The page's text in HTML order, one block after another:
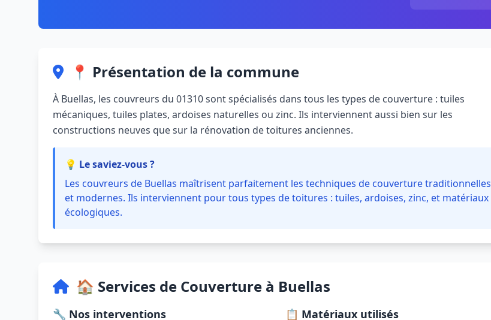
📍 Présentation de la commune
À Buellas, les couvreurs du 01310 sont spécialisés dans tous les types de couverture : tuiles
mécaniques, tuiles plates, ardoises naturelles ou zinc. Ils interviennent aussi bien sur les
constructions neuves que sur la rénovation de toitures anciennes.
💡 Le saviez-vous ?
Les couvreurs de Buellas maîtrisent parfaitement les techniques de couverture traditionnelles
et modernes. Ils interviennent pour tous types de toitures : tuiles, ardoises, zinc, et matériaux
écologiques.
🏠 Services de Couverture à Buellas
🔧 Nos interventions 📋 Matériaux utilisés